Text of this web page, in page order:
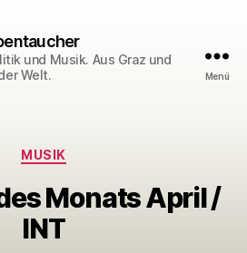
und Musik. Aus Graz und
Welt.
Menü
Kategorien
MUSIK
Monats April /
INT